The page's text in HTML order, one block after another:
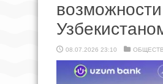
08.07.2026 23:10